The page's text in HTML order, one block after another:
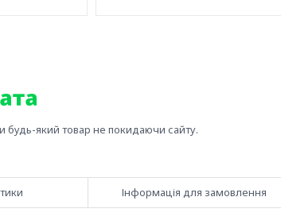
будь-який товар не покидаючи сайту.
Інформація для замовлення